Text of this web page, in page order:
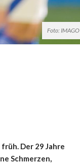
Foto: IMAGO
Der 29 Jahre
Schmerzen,